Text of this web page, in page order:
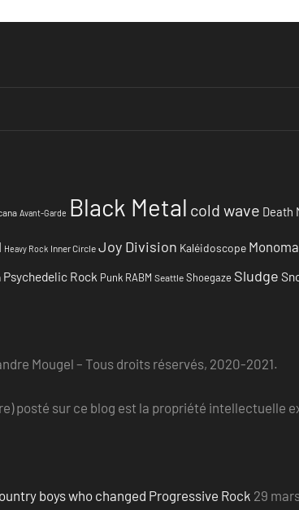
Avant-Garde Black Metal cold wave Death
Heavy Rock Inner Circle Joy Division Kaléidoscope
Psychedelic Rock Punk RABM Seattle Shoegaze Sludge
Mougel – Tous droits réservés, 2020-2021.
posté sur ce blog est la propriété intellectuelle
boys who changed Progressive Rock 29